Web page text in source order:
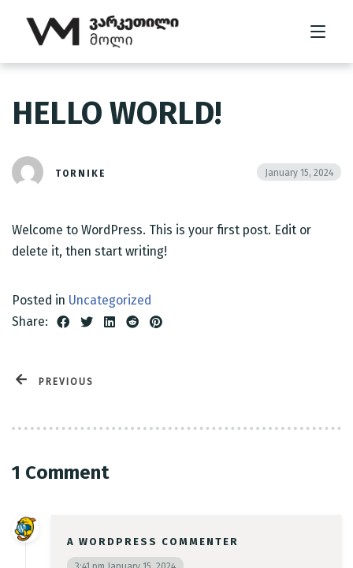
მთავარი
გალერეა
HELLO WORLD!
TORNIKE January 15, 2024
Welcome to WordPress. This is your first post. Edit or
delete it, then start writing!
Posted in Uncategorized
Share:
PREVIOUS
1 Comment
A WORDPRESS COMMENTER